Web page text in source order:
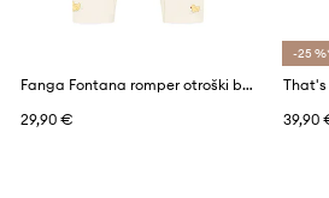
Fanga Fontana romper otroški bombažen BELLO DUE ONESIE OCS
29,90 €
-25
39,90